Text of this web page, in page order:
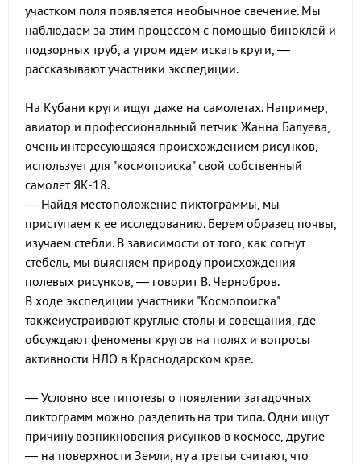
участком поля появляется необычное свечение. Мы
наблюдаем за этим процессом с помощью биноклей и
подзорных труб, а утром идем искать круги, —
рассказывают участники экспедиции.
На Кубани круги ищут даже на самолетах. Например,
авиатор и профессиональный летчик Жанна Балуева,
очень интересующаяся происхождением рисунков,
использует для "космопоиска" свой собственный
самолет ЯК-18.
— Найдя местоположение пиктограммы, мы
приступаем к ее исследованию. Берем образец почвы,
изучаем стебли. В зависимости от того, как согнут
стебель, мы выясняем природу происхождения
полевых рисунков, — говорит В. Чернобров.
В ходе экспедиции участники "Космопоиска"
такжеиустраивают круглые столы и совещания, где
обсуждают феномены кругов на полях и вопросы
активности НЛО в Краснодарском крае.
— Условно все гипотезы о появлении загадочных
пиктограмм можно разделить на три типа. Одни ищут
причину возникновения рисунков в космосе, другие
— на поверхности Земли, ну а третьи считают, что